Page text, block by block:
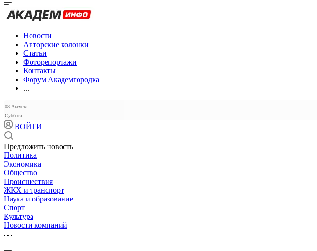
Новости
Авторские колонки
Статьи
Фоторепортажи
Контакты
Форум Академгородка
...
08 Августа
Суббота
ВОЙТИ
Предложить новость
Политика
Экономика
Общество
Происшествия
ЖКХ и транспорт
Наука и образование
Спорт
Культура
Новости компаний